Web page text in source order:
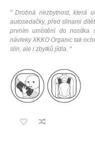
"Drobná nezbytnost, která
autosedačky, před slinami
prvním umístění do nosítka
návleky XKKO Organic tak
slin, ale i zbytků jídla. "